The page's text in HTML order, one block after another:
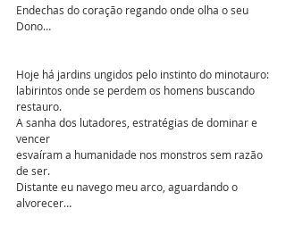
Endechas do coração regando onde olha o seu
Dono…
Hoje há jardins ungidos pelo instinto do minotauro:
labirintos onde se perdem os homens buscando
restauro.
A sanha dos lutadores, estratégias de dominar e
vencer
esvaíram a humanidade nos monstros sem razão
de ser.
Distante eu navego meu arco, aguardando o
alvorecer…